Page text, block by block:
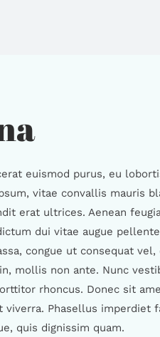
euismod purus, eu
vitae convallis mauris
erat ultrices. Aenean
dui vitae augue
congue ut consequat vel,
mollis non ante. Nunc
rhoncus. Donec sit
Phasellus imperdiet
quis dignissim quam.